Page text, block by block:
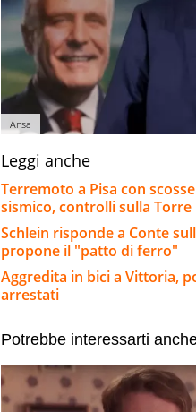
Ansa
Leggi anche
Terremoto a Pisa con
sismico, controlli sulla Torre
Schlein risponde a Conte
propone il "patto di ferro"
Aggredita in bici a Vittoria,
arrestati